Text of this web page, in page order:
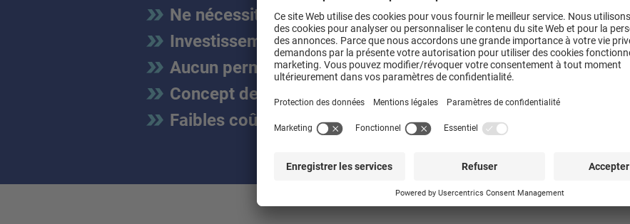
Ne nécessite pas de bâtiment
Investissement faible par rapport à une usine de production
Aucun permis requis le plus souvent
Concept de location disponible
Faibles coûts fixes et variables